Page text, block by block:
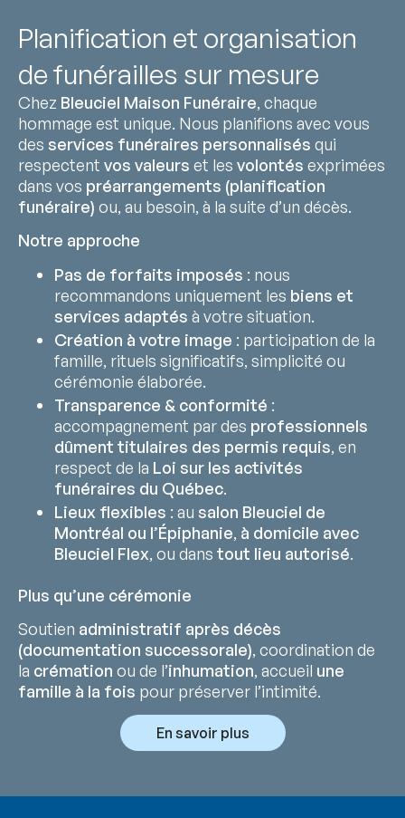
Planification et organisation
de funérailles sur mesure
Chez Bleuciel Maison Funéraire, chaque
hommage est unique. Nous planifions avec vous
des services funéraires personnalisés qui
respectent vos valeurs et les volontés exprimées
dans vos préarrangements (planification
funéraire) ou, au besoin, à la suite d’un décès.
Notre approche
Pas de forfaits imposés : nous
recommandons uniquement les biens et
services adaptés à votre situation.
Création à votre image : participation de la
famille, rituels significatifs, simplicité ou
cérémonie élaborée.
Transparence & conformité :
accompagnement par des professionnels
dûment titulaires des permis requis, en
respect de la Loi sur les activités
funéraires du Québec.
Lieux flexibles : au salon Bleuciel de
Montréal ou l’Épiphanie, à domicile avec
Bleuciel Flex, ou dans tout lieu autorisé.
Plus qu’une cérémonie
Soutien administratif après décès
(documentation successorale), coordination de
la crémation ou de l’inhumation, accueil une
famille à la fois pour préserver l’intimité.
En savoir plus